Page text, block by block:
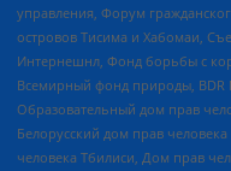
управления, Форум
островов Тисима и Хабомаи,
Интернешнл, Фонд борьбы с
Всемирный фонд природы, BDR
Образовательный дом прав
Белорусский дом прав
человека Тбилиси, Дом прав